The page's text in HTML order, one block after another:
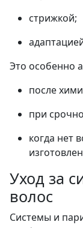
стрижкой;
Это особенно
после
при
когда нет
Уход за
волос
Системы и